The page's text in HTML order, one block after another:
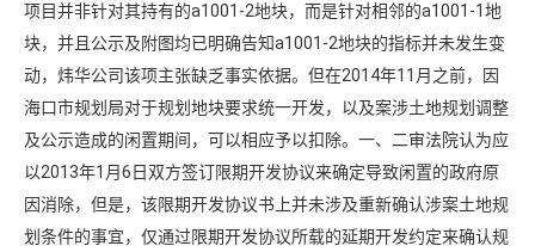
项目并非针对其持有的a1001-2地块，而是针对相邻的a1001-1地
块，并且公示及附图均已明确告知a1001-2地块的指标并未发生变
动，炜华公司该项主张缺乏事实依据。但在2014年11月之前，因
海口市规划局对于规划地块要求统一开发，以及案涉土地规划调整
及公示造成的闲置期间，可以相应予以扣除。一、二审法院认为应
以2013年1月6日双方签订限期开发协议来确定导致闲置的政府原
因消除，但是，该限期开发协议书上并未涉及重新确认涉案土地规
划条件的事宜，仅通过限期开发协议所载的延期开发约定来确认规